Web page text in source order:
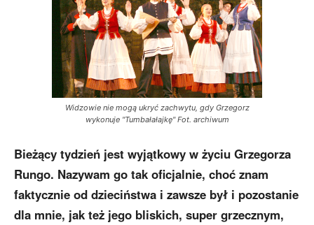
Widzowie nie mogą ukryć zachwytu, gdy Grzegorz
wykonuje "Tumbałałajkę" Fot. archiwum
Bieżący tydzień jest wyjątkowy w życiu Grzegorza
Rungo. Nazywam go tak oficjalnie, choć znam
faktycznie od dzieciństwa i zawsze był i pozostanie
dla mnie, jak też jego bliskich, super grzecznym,